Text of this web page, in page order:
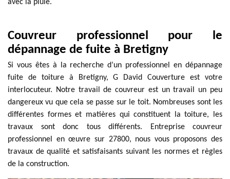
avec la pluie.
Couvreur professionnel pour le
dépannage de fuite à Bretigny
Si vous êtes à la recherche d’un professionnel en dépannage
fuite de toiture à Bretigny, G David Couverture est votre
interlocuteur. Notre travail de couvreur est un travail un peu
dangereux vu que cela se passe sur le toit. Nombreuses sont les
différentes formes et matières qui constituent la toiture, les
travaux sont donc tous différents. Entreprise couvreur
professionnel en œuvre sur 27800, nous vous proposons des
travaux de qualité et satisfaisants suivant les normes et règles
de la construction.